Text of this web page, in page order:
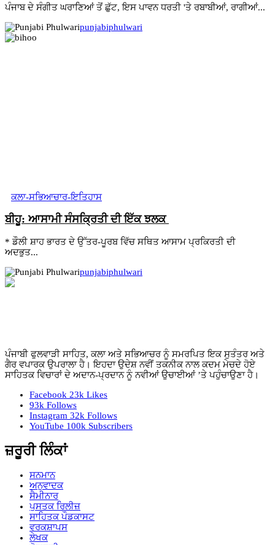
ਪੰਜਾਬ ਦੇ ਸੰਗੀਤ ਘਰਾਣਿਆਂ ਤੋਂ ਛੁੱਟ, ਇਸ ਪਾਵਨ ਧਰਤੀ 'ਤੇ ਰਬਾਬੀਆਂ, ਰਾਗੀਆਂ...
punjabiphulwari
ਕਲਾ-ਸਭਿਆਚਾਰ-ਇਤਿਹਾਸ
ਬੀਹੂ: ਆਸਾਮੀ ਸੰਸਕ੍ਰਿਤੀ ਦੀ ਇੱਕ ਝਲਕ
* ਡੌਲੀ ਸ਼ਾਹ ਭਾਰਤ ਦੇ ਉੱਤਰ-ਪੂਰਬ ਵਿੱਚ ਸਥਿਤ ਆਸਾਮ ਪ੍ਰਕਿਰਤੀ ਦੀ
ਅਦਭੁਤ...
punjabiphulwari
ਪੰਜਾਬੀ ਫੁਲਵਾੜੀ ਸਾਹਿਤ, ਕਲਾ ਅਤੇ ਸਭਿਆਚਰ ਨੂੰ ਸਮਰਪਿਤ ਇਕ ਸੁਤੰਤਰ ਅਤੇ
ਗੈਰ ਵਪਾਰਕ ਉਪਰਾਲਾ ਹੈ। ਇਹਦਾ ਉਦੇਸ਼ ਨਵੀਂ ਤਕਨੀਕ ਨਾਲ ਕਦਮ ਮੇਚਦੇ ਹੋਏ
ਸਾਹਿਤਕ ਵਿਚਾਰਾਂ ਦੇ ਅਦਾਨ-ਪ੍ਰਦਾਨ ਨੂੰ ਨਵੀਆਂ ਉਚਾਈਆਂ ’ਤੇ ਪਹੁੰਚਾਉਣਾ ਹੈ।
Facebook 23k Likes
93k Follows
Instagram 32k Follows
YouTube 100k Subscribers
ਜ਼ਰੂਰੀ ਲਿੰਕਾਂ
ਸਨਮਾਨ
ਅਨੁਵਾਦਕ
ਸੈਮੀਨਾਰ
ਪੁਸਤਕ ਰਿਲੀਜ਼
ਸਾਹਿਤਕ ਪੌਡਕਾਸਟ
ਵਰਕਸ਼ਾਪਸ
ਲੇਖਕ